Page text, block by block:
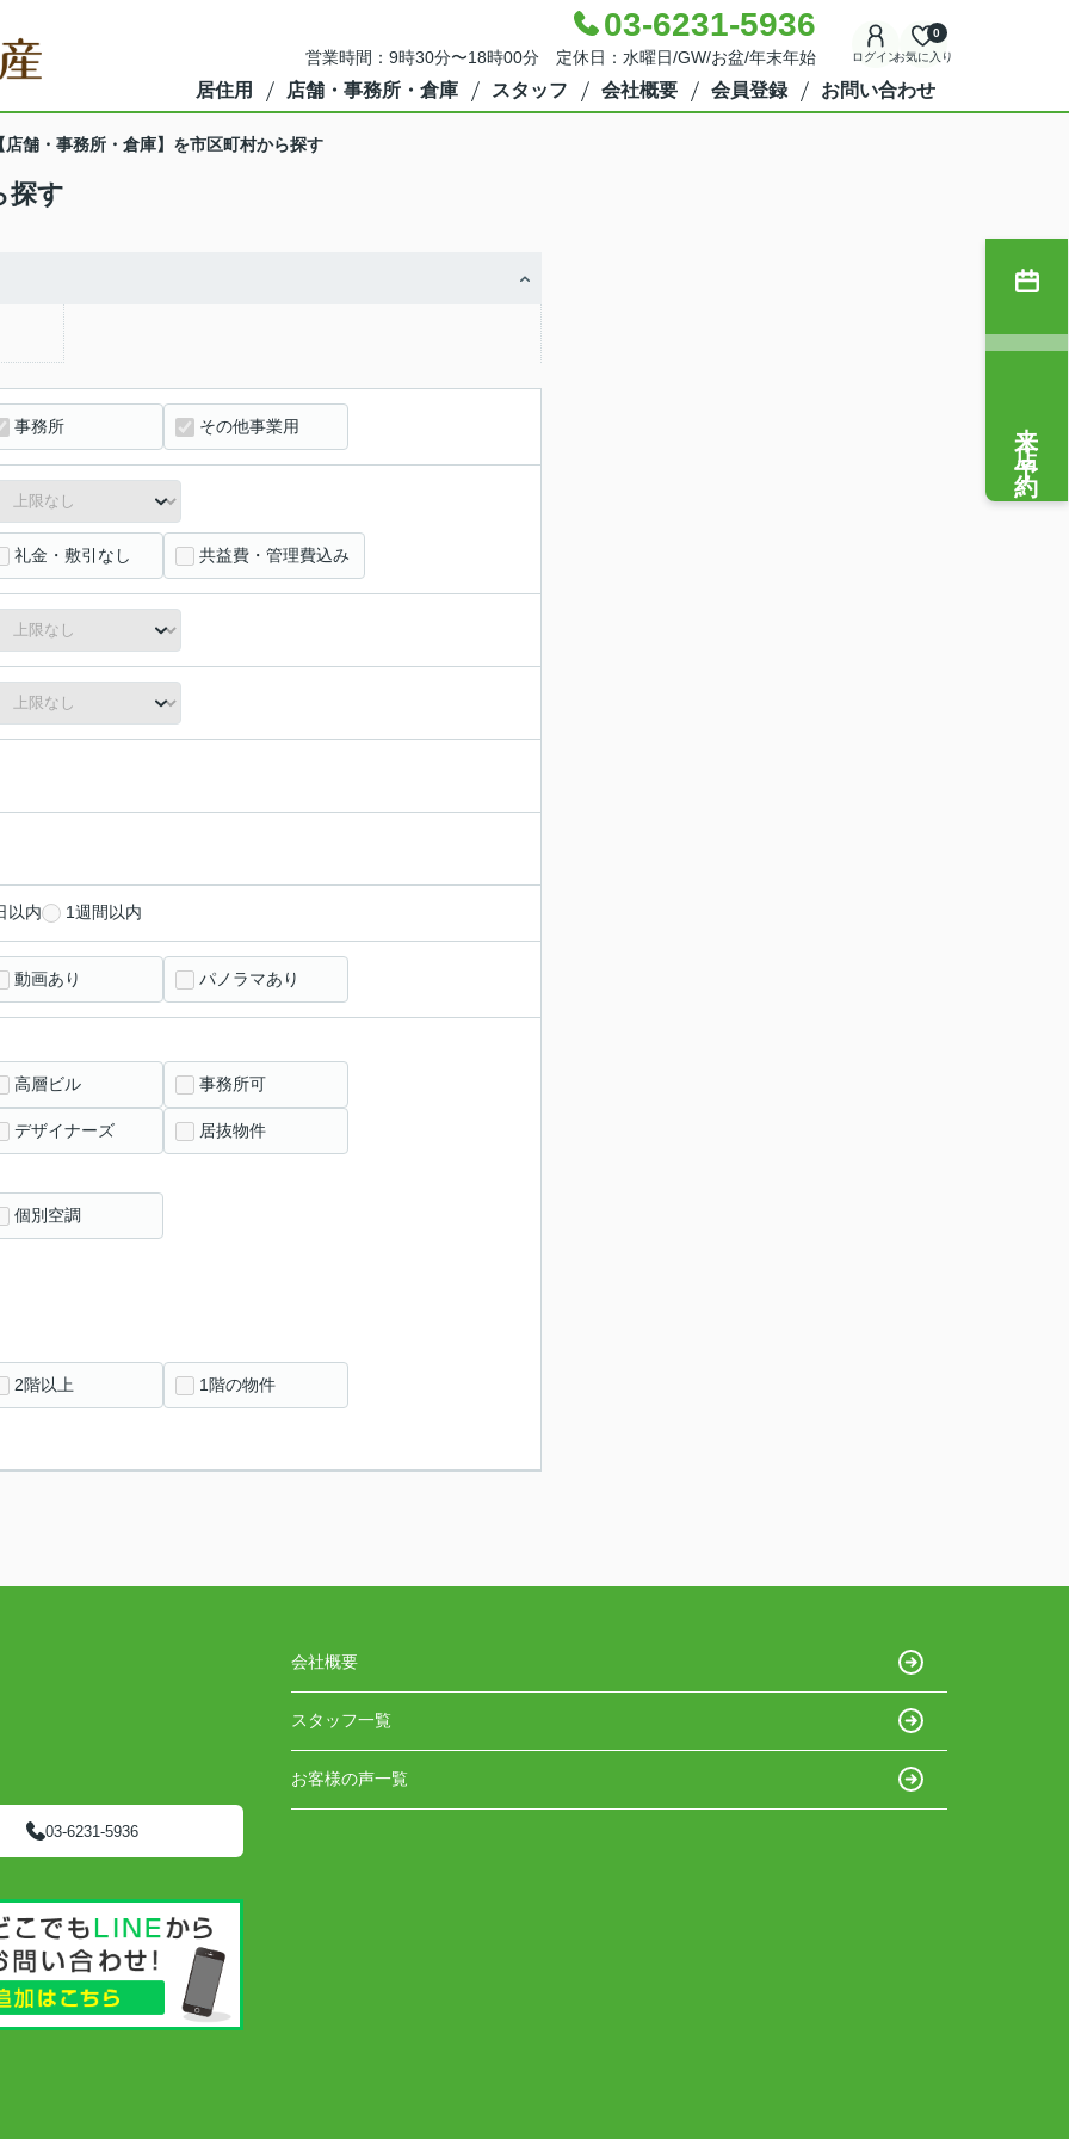
03-6231-5936
営業時間：9時30分〜18時00分 定休日：水曜日/GW/お盆/年末年始 ログインお気に入り
0
居住用 店舗・事務所・倉庫 スタッフ 会社概要 会員登録 お問い合わせ
店舗・事務所・倉庫】を市区町村から探す
探す
事務所 その他事業用
礼金・敷引なし 共益費・管理費込み
以内 1週間以内
動画あり パノラマあり
高層ビル 事務所可
デザイナーズ 居抜物件
個別空調
2階以上 1階の物件
来店予約
03-6231-5936
会社概要
スタッフ一覧
お客様の声一覧